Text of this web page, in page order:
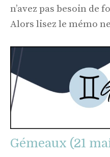
n’avez pas besoin de
Alors lisez le mémo
Gémeaux (21